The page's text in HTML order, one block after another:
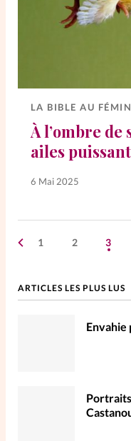
LA BIBLE AU
À l’ombre de
ailes
6 Mai 2025
1 2 3
ARTICLES LES PLUS LUS
Envahie